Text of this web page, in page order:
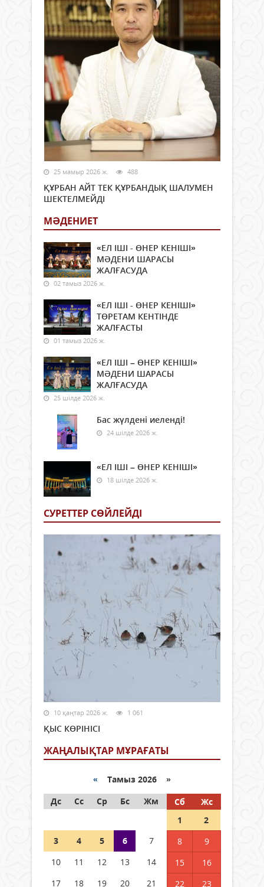
25 мамыр 2026 ж. 488
ҚҰРБАН АЙТ ТЕК ҚҰРБАНДЫҚ ШАЛУМЕН
ШЕКТЕЛМЕЙДІ
МӘДЕНИЕТ
«ЕЛ ІШІ - ӨНЕР КЕНІШІ»
МӘДЕНИ ШАРАСЫ
ЖАЛҒАСУДА
02 тамыз 2026 ж.
«ЕЛ ІШІ - ӨНЕР КЕНІШІ»
ТӨРЕТАМ КЕНТІНДЕ
ЖАЛҒАСТЫ
01 тамыз 2026 ж.
«ЕЛ ІШІ – ӨНЕР КЕНІШІ»
МӘДЕНИ ШАРАСЫ
ЖАЛҒАСУДА
25 шілде 2026 ж.
Бас жүлдені иеленді!
24 шілде 2026 ж.
«ЕЛ ІШІ – ӨНЕР КЕНІШІ»
18 шілде 2026 ж.
СУРЕТТЕР СӨЙЛЕЙДI
10 қаңтар 2026 ж. 1 061
ҚЫС КӨРІНІСІ
ЖАҢАЛЫҚТАР МҰРАҒАТЫ
« Тамыз 2026 »
Дс
Сс Ср Бс Жм Сб
Жс
1
2
3
4 5 6 7 8
9
10
11 12 13 14 15
16
17
18 19 20 21 22 23